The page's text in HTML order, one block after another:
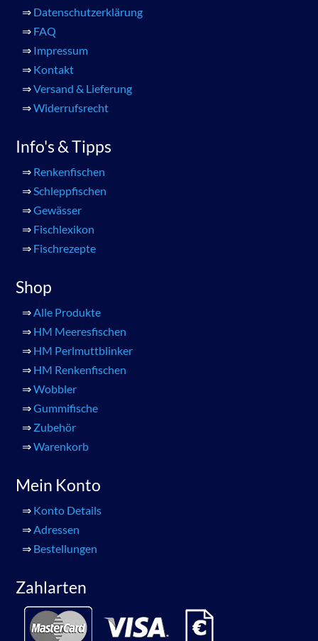
⇒ Datenschutzerklärung
⇒ FAQ
⇒ Impressum
⇒ Kontakt
⇒Versand & Lieferung
⇒Widerrufsrecht
Info's & Tipps
⇒ Renkenfischen
⇒Schleppfischen
⇒Gewässer
⇒ Fischlexikon
⇒ Fischrezepte
Shop
⇒Alle Produkte
⇒ HM Meeresfischen
⇒ HM Perlmuttblinker
⇒ HM Renkenfischen
⇒Wobbler
⇒Gummifische
⇒ Zubehör
⇒Warenkorb
Mein Konto
⇒ Konto Details
⇒Adressen
⇒ Bestellungen
Zahlarten